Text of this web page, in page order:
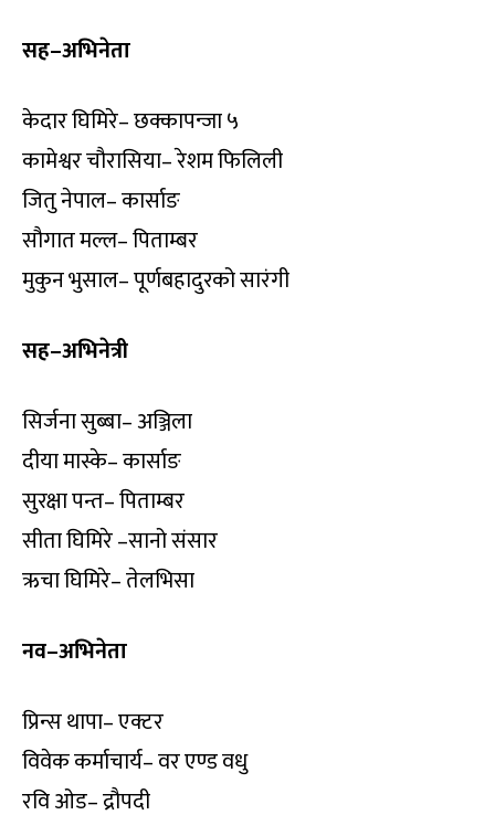
सह–अभिनेता
केदार घिमिरे– छक्कापन्जा ५
कामेश्वर चौरासिया– रेशम फिलिली
जितु नेपाल– कार्साङ
सौगात मल्ल– पिताम्बर
मुकुन भुसाल– पूर्णबहादुरको सारंगी
सह–अभिनेत्री
सिर्जना सुब्बा– अञ्जिला
दीया मास्के– कार्साङ
सुरक्षा पन्त– पिताम्बर
सीता घिमिरे –सानो संसार
ऋचा घिमिरे– तेलभिसा
नव–अभिनेता
प्रिन्स थापा– एक्टर
विवेक कर्माचार्य– वर एण्ड वधु
रवि ओड– द्रौपदी